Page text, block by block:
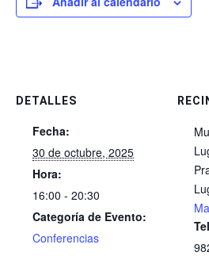
DETALLES
Fecha:
30 de octubre, 2025
Hora:
16:00 - 20:30
Categoría de Evento:
Conferencias